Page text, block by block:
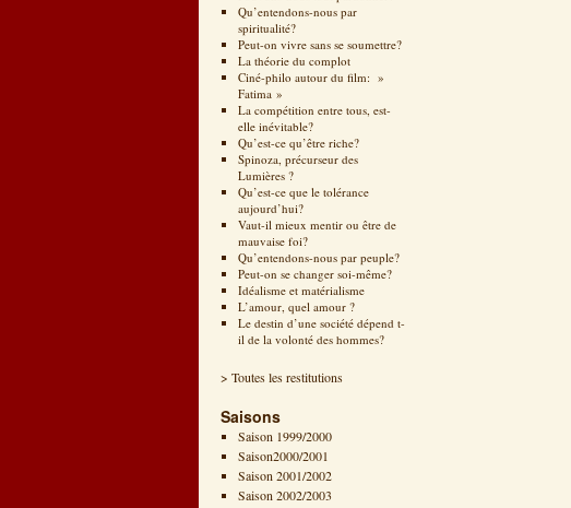
Qu’entendons-nous par
spiritualité?
Peut-on vivre sans se soumettre?
La théorie du complot
Ciné-philo autour du film: »
Fatima »
La compétition entre tous, est-
elle inévitable?
Qu’est-ce qu’être riche?
Spinoza, précurseur des
Lumières ?
Qu’est-ce que le tolérance
aujourd’hui?
Vaut-il mieux mentir ou être de
mauvaise foi?
Qu’entendons-nous par peuple?
Peut-on se changer soi-même?
Idéalisme et matérialisme
L’amour, quel amour ?
Le destin d’une société dépend t-
il de la volonté des hommes?
> Toutes les restitutions
Saisons
Saison 1999/2000
Saison2000/2001
Saison 2001/2002
Saison 2002/2003